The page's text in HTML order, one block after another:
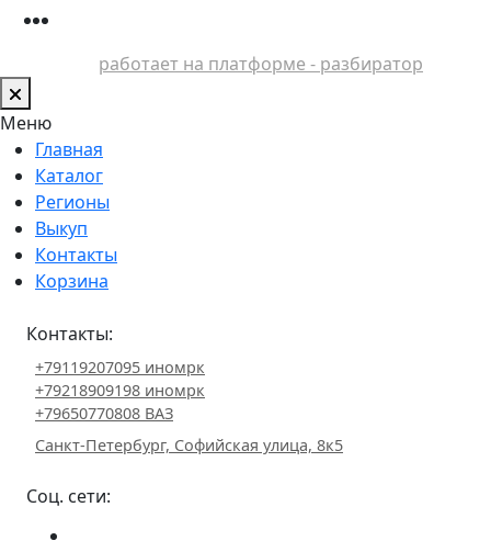
работает на платформе - разбиратор
Меню
Главная
Каталог
Регионы
Выкуп
Контакты
Корзина
Контакты:
+79119207095 иномрк
+79218909198 иномрк
+79650770808 ВАЗ
Санкт-Петербург, Софийская улица, 8к5
Соц. сети: